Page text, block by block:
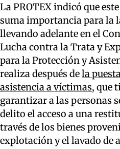
La PROTEX indicó que
suma importancia para la
llevando adelante en el
Lucha contra la Trata y
para la Protección y
realiza después dela
asistencia a víctimas, que
garantizar a las personas
delito el acceso a una
través de los bienes
explotación y el lavado de